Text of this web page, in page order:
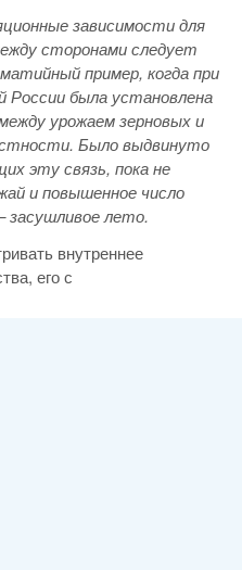
зависимости для
сторонами следует
пример, когда при
России была установлена
урожаем зерновых и
Было выдвинуто
эту связь, пока не
и повышенное число
засушливое лето.
внутреннее
его с